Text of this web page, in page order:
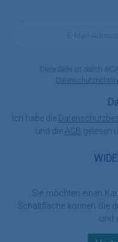
Sie möchten einen
Schaltfläche können Sie
und
Diese Seite ist durch
Ich habe die
und die AGB gelesen